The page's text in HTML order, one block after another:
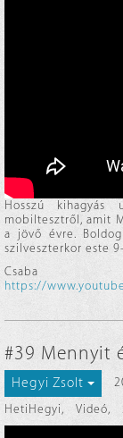
Hosszú
mobiltesztről, amit
a jövő évre.
szilveszterkor este
Csaba
https://
#39 Mennyit
Hegyi Zsolt
HetiHegyi , Videó,